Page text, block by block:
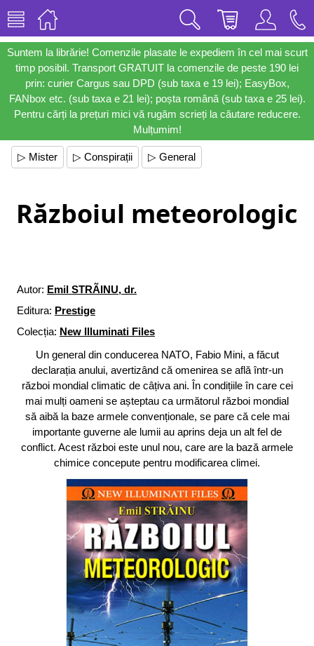
Suntem la librărie! Comenzile plasate le expediem în cel mai scurt
timp posibil. Transport GRATUIT la comenzile de peste 190 lei
prin: curier Cargus sau DPD (sub taxa e 19 lei); EasyBox,
FANbox etc. (sub taxa e 21 lei); poșta română (sub taxa e 25 lei).
Pentru cărți la prețuri mici vă rugăm scrieți la căutare reducere.
Mulțumim!
▷ Mister ▷ Conspirații ▷ General
Războiul meteorologic
Autor: Emil STRÃINU, dr.
Editura: Prestige
Colecția: New Illuminati Files
Un general din conducerea NATO, Fabio Mini, a făcut
declarația anului, avertizând că omenirea se află într-un
război mondial climatic de câțiva ani. În condițiile în care cei
mai mulți oameni se așteptau ca următorul război mondial
să aibă la baze armele convenționale, se pare că cele mai
importante guverne ale lumii au aprins deja un alt fel de
conflict. Acest război este unul nou, care are la bază armele
chimice concepute pentru modificarea climei.